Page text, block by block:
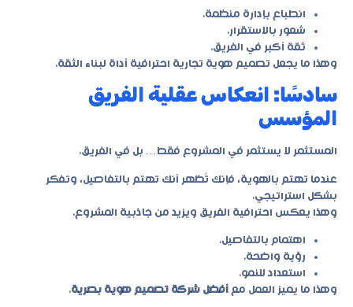
انطباع بإدارة منظمة.
شعور بالاستقرار.
ثقة أكبر في الفريق.
وهذا ما يجعل تصميم هوية تجارية احترافية أداة لبناء الثقة.
سادسًا: انعكاس عقلية الفريق
المؤسس
المستثمر لا يستثمر في المشروع فقط… بل في الفريق.
عندما تهتم بالهوية، فإنك تُظهر أنك تهتم بالتفاصيل، وتفكر
بشكل استراتيجي.
وهذا يعكس احترافية الفريق ويزيد من جاذبية المشروع.
اهتمام بالتفاصيل.
رؤية واضحة.
استعداد للنمو.
وهذا ما يميز العمل مع أفضل شركة تصميم هوية بصرية.